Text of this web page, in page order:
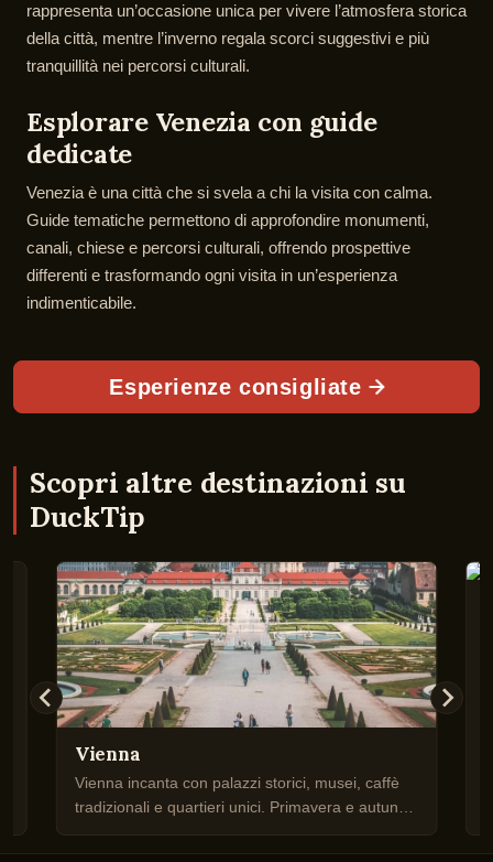
rappresenta un’occasione unica per vivere l’atmosfera storica
della città, mentre l’inverno regala scorci suggestivi e più
tranquillità nei percorsi culturali.
Esplorare Venezia con guide
dedicate
Venezia è una città che si svela a chi la visita con calma.
Guide tematiche permettono di approfondire monumenti,
canali, chiese e percorsi culturali, offrendo prospettive
differenti e trasformando ogni visita in un’esperienza
indimenticabile.
Esperienze consigliate
Scopri altre destinazioni su
DuckTip
Vienna
Vienna incanta con palazzi storici, musei, caffè
tradizionali e quartieri unici. Primavera e autunno